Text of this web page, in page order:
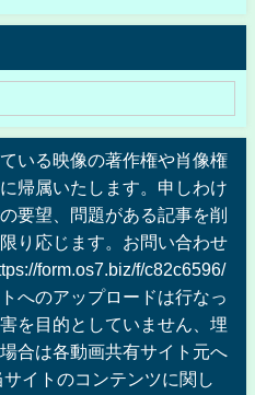
いる映像の著作権や肖像権
帰属いたします。申しわけ
要望、問題がある記事を削
り応じます。お問い合わせ
form.os7.biz/f/c82c6596/
へのアップロードは行なっ
を目的としていません、埋
合は各動画共有サイト元へ
イトのコンテンツに関し